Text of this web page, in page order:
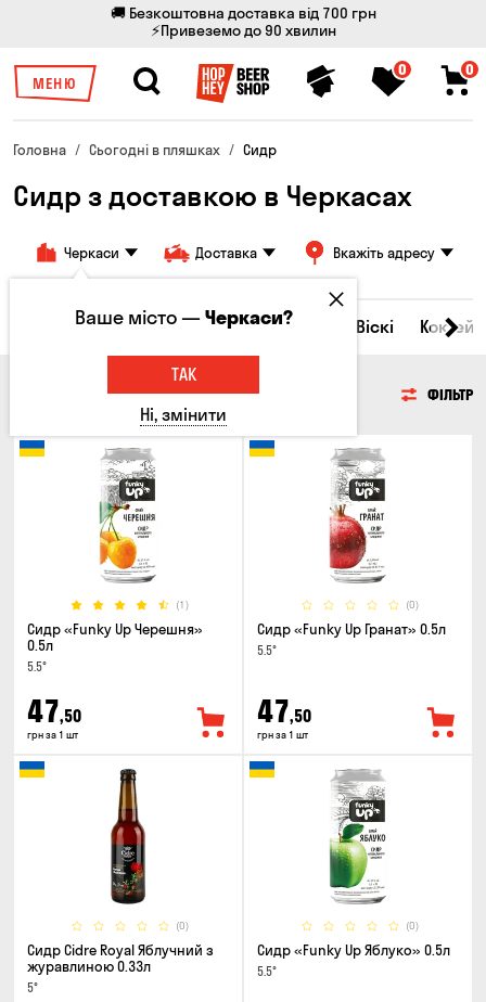
🚚 Безкоштовна доставка від 700 грн
⚡Привеземо до 90 хвилин
МЕНЮ
0 0
Головна Сьогодні в пляшках Сидр
Сидр з доставкою в Черкасах
Черкаси Доставка Вкажіть адресу
Всі товари Пиво Сидр Віскі
ФІЛЬТР
(1)
Сидр «Funky Up Черешня»
0.5л
5.5°
47,50
грн за 1 шт
(0)
Сидр «Funky Up Гранат» 0.5л
5.5°
47,50
грн за 1 шт
(0)
Сидр Cidre Royal Яблучний з
журавлиною 0.33л
5°
(0)
Сидр «Funky Up Яблуко» 0.5л
5.5°
Ваше місто —Черкаси?
ТАК
Ні, змінити